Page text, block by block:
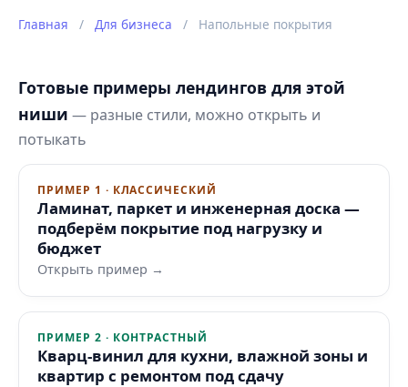
Главная / Для бизнеса / Напольные покрытия
Готовые примеры лендингов для этой
ниши — разные стили, можно открыть и
потыкать
ПРИМЕР 1 · КЛАССИЧЕСКИЙ
Ламинат, паркет и инженерная доска —
подберём покрытие под нагрузку и
бюджет
Открыть пример →
ПРИМЕР 2 · КОНТРАСТНЫЙ
Кварц-винил для кухни, влажной зоны и
квартир с ремонтом под сдачу